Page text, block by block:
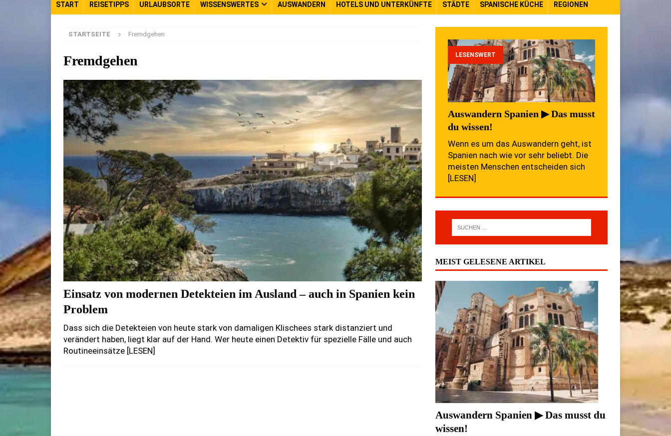
START REISETIPPS URLAUBSORTE WISSENSWERTES AUSWANDERN HOTELS UND UNTERKÜNFTE STÄDTE SPANISCHE KÜCHE REGIONEN
STARTSEITE Fremdgehen
Fremdgehen
Einsatz von modernen Detekteien im Ausland – auch in Spanien kein
Problem
Dass sich die Detekteien von heute stark von damaligen Klischees stark distanziert und
verändert haben, liegt klar auf der Hand. Wer heute einen Detektiv für spezielle Fälle und auch
Routineeinsätze [LESEN]
LESENSWERT
Auswandern Spanien ▶ Das musst
du wissen!
Wenn es um das Auswandern geht, ist
Spanien nach wie vor sehr beliebt. Die
meisten Menschen entscheiden sich
[LESEN]
MEIST GELESENE ARTIKEL
Auswandern Spanien ▶ Das musst du
wissen!